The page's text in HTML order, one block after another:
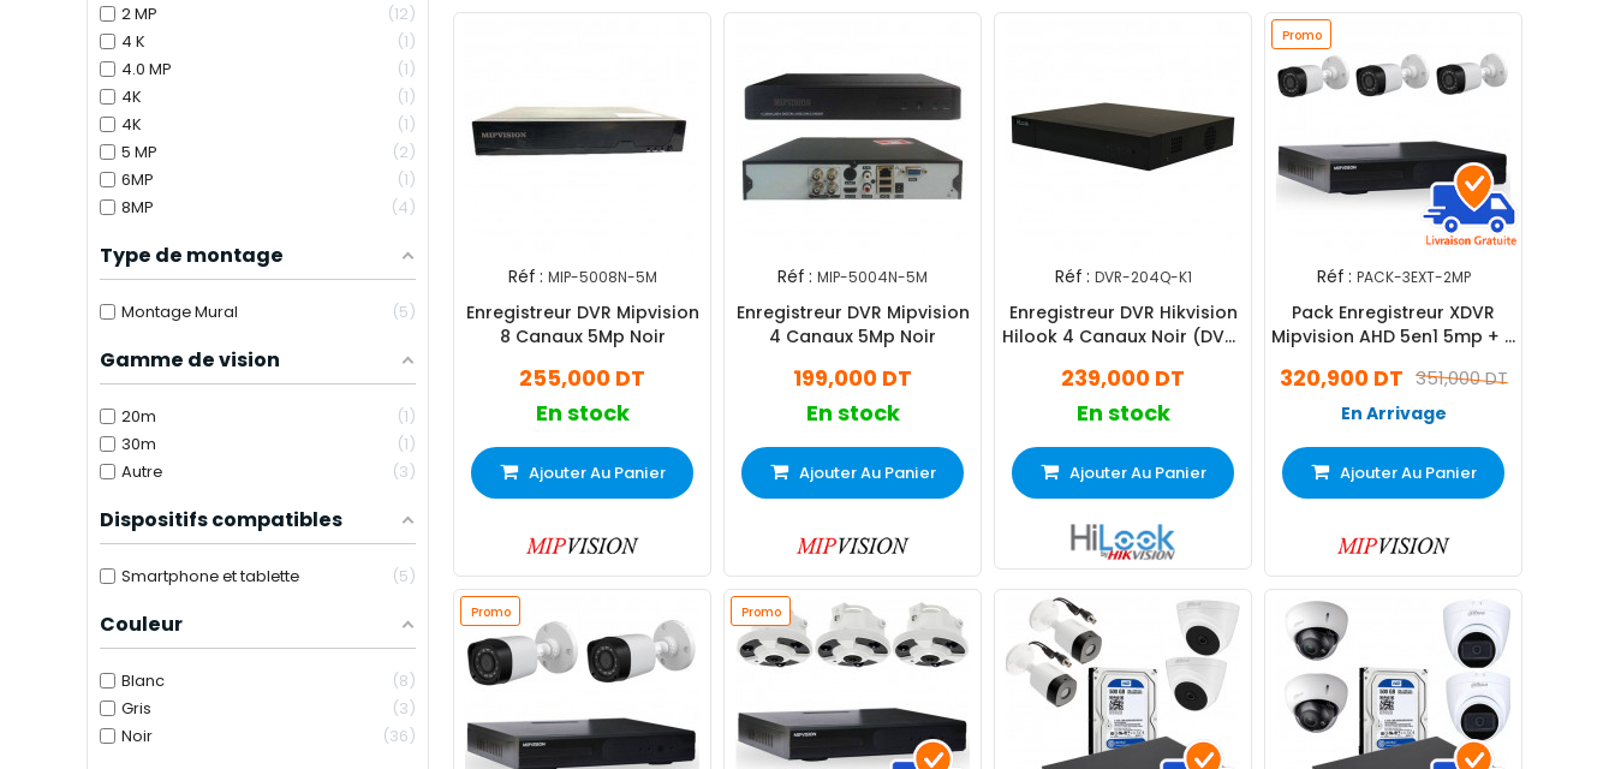
2 MP
12
4 K
1
4.0 MP
1
4K
1
4K
1
5 MP
2
6MP
1
8MP
4
Type de montage
Montage Mural 5
Gamme de vision
20m
1
30m
1
Autre
3
Dispositifs compatibles
Smartphone et tablette 5
Couleur
Blanc
8
Gris
3
Noir
36
Réf : MIP-5008N-5M
Enregistreur DVR Mipvision
8 Canaux 5Mp Noir
255,000 DT
En stock
Ajouter Au Panier
Réf : MIP-5004N-5M
Enregistreur DVR Mipvision
4 Canaux 5Mp Noir
199,000 DT
En stock
Ajouter Au Panier
Réf : DVR-204Q-K1
Enregistreur DVR Hikvision
Hilook 4 Canaux Noir (DVR-
239,000 DT
En stock
Ajouter Au Panier
Promo
Réf : PACK-3EXT-2MP
Pack Enregistreur XDVR
Mipvision AHD 5en1 5mp + 3
2MP
351,000 DT
320,900 DT
En Arrivage
Ajouter Au Panier
Promo Promo